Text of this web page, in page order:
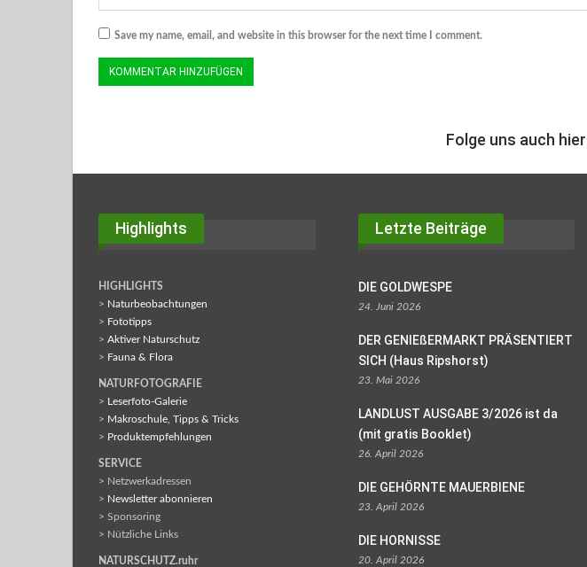
Save my name, email, and website in this browser for the next time I comment.
Folge uns auch hier
Highlights
HIGHLIGHTS
> Naturbeobachtungen
> Fototipps
> Aktiver Naturschutz
> Fauna & Flora
NATURFOTOGRAFIE
>
Leserfoto-Galerie
> Makroschule, Tipps & Tricks
> Produktempfehlungen
SERVICE
> Netzwerkadressen
> Newsletter abonnieren
> Sponsoring
> Nützliche Links
NATURSCHUTZ.ruhr
Letzte Beiträge
DIE GOLDWESPE
24. Juni 2026
DER GENIEßERMARKT PRÄSENTIERT
SICH (Haus Ripshorst)
23. Mai 2026
LANDLUST AUSGABE 3/2026 ist da
(mit gratis Booklet)
26. April 2026
DIE GEHÖRNTE MAUERBIENE
23. April 2026
DIE HORNISSE
20. April 2026